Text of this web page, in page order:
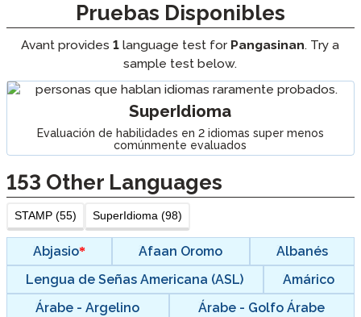
Pruebas Disponibles
Avant provides1 language test for Pangasinan. Try a
sample test below.
SuperIdioma
Evaluación de habilidades en 2 idiomas super menos
comúnmente evaluados
153 Other Languages
STAMP (55) SuperIdioma (98)
Abjasio Afaan Oromo
Albanés
Lengua de Señas Americana (ASL)
Amárico
Árabe - Argelino
Árabe - Golfo Árabe